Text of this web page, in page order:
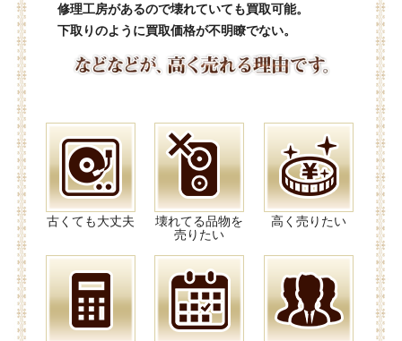
修理工房があるので壊れていても買取可能。
下取りのように買取価格が不明瞭でない。
古くても大丈夫
壊れてる品物を
売りたい
高く売りたい